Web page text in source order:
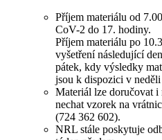
Příjem materiálu od
CoV-2 do 17. hodiny.
Příjem materiálu po
vyšetření následující
pátek, kdy výsledky
jsou k dispozici v
Materiál lze doručovat
nechat vzorek na
(724 362 602).
NRL stále poskytuje